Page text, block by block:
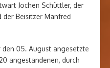
Jochen Schüttler, der
der Beisitzer Manfred
05. August angesetzte
angestandenen, durch